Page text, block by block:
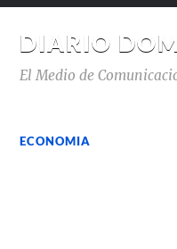
DIARIO
El Medio de
ECONOMIA